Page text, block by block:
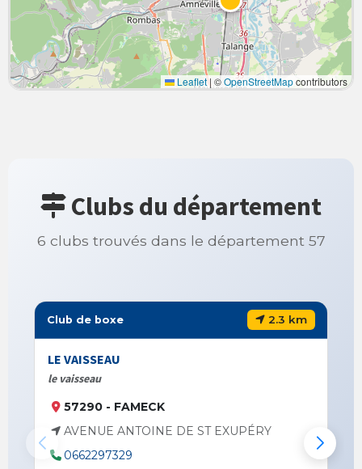
Leaflet| ©OpenStreetMapcontributors
Clubs du département
6 clubs trouvés dans le département 57
Club de boxe 2.3 km
LE VAISSEAU
le vaisseau
57290 - FAMECK
AVENUE ANTOINE DE ST EXUPÉRY
0662297329